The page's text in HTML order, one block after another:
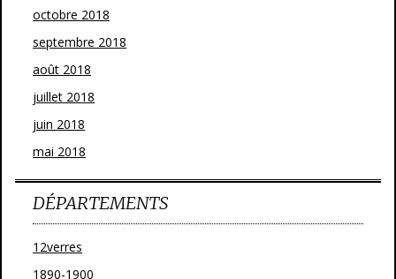
octobre 2018
septembre 2018
août 2018
juillet 2018
juin 2018
mai 2018
DÉPARTEMENTS
12verres
1890-1900